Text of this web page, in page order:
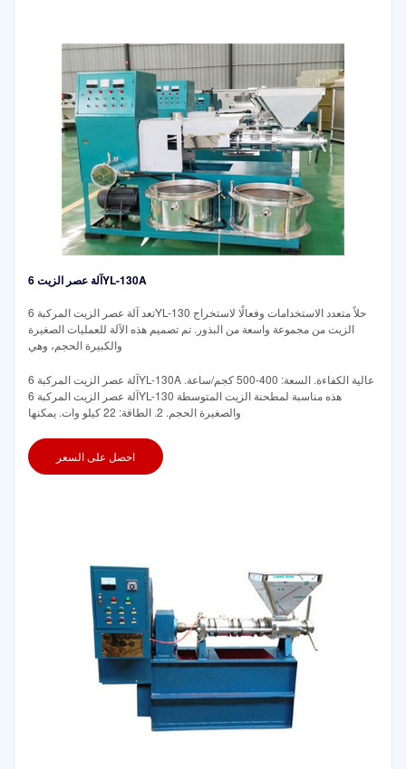
آلة عصر الزيت 6YL-130A
تعد آلة عصر الزيت المركبة 6YL-130 حلاً متعدد الاستخدامات وفعالًا لاستخراج
الزيت من مجموعة واسعة من البذور. تم تصميم هذه الآلة للعمليات الصغيرة
والكبيرة الحجم، وهي
آلة عصر الزيت المركبة 6YL-130A عالية الكفاءة. السعة: 400-500 كجم/ساعة.
آلة عصر الزيت المركبة 6YL-130 هذه مناسبة لمطحنة الزيت المتوسطة
والصغيرة الحجم. 2. الطاقة: 22 كيلو وات. يمكنها
احصل على السعر